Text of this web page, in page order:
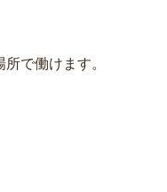
で働けます。